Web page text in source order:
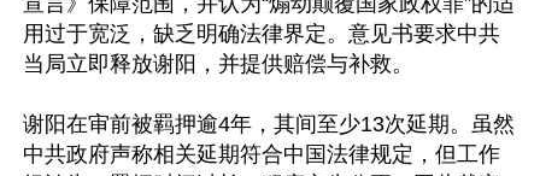
用过于宽泛，缺乏明确法律界定。意见书要求中共
当局立即释放谢阳，并提供赔偿与补救。
谢阳在审前被羁押逾4年，其间至少13次延期。虽然
中共政府声称相关延期符合中国法律规定，但工作